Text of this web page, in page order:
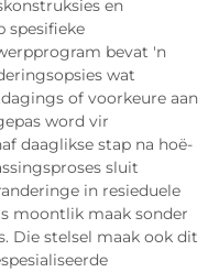
en
spesifieke
bevat 'n
wat
of voorkeure aan
word vir
daaglikse stap na hoë-
sluit
in resieduele
moontlik maak sonder
Die stelsel maak ook dit